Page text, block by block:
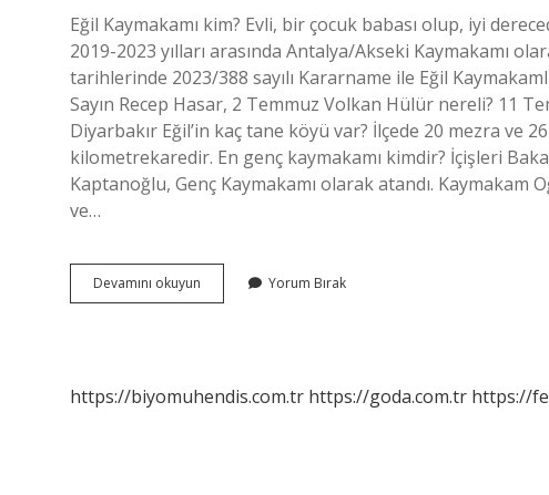
Eğil Kaymakamı kim? Evli, bir çocuk babası olup, iyi
2019-2023 yılları arasında Antalya/Akseki Kaymakamı
tarihlerinde 2023/388 sayılı Kararname ile Eğil
Sayın Recep Hasar, 2 Temmuz Volkan Hülür nereli? 11
Diyarbakır Eğil’in kaç tane köyü var? İlçede 20 mezra ve
kilometrekaredir. En genç kaymakamı kimdir? İçişleri
Kaptanoğlu, Genç Kaymakamı olarak atandı. Kaymakam
ve…
Devamını okuyun Diyarbakır
Eğil
Yorum Bırak
https://biyomuhendis.com.tr https://goda.com.tr https://